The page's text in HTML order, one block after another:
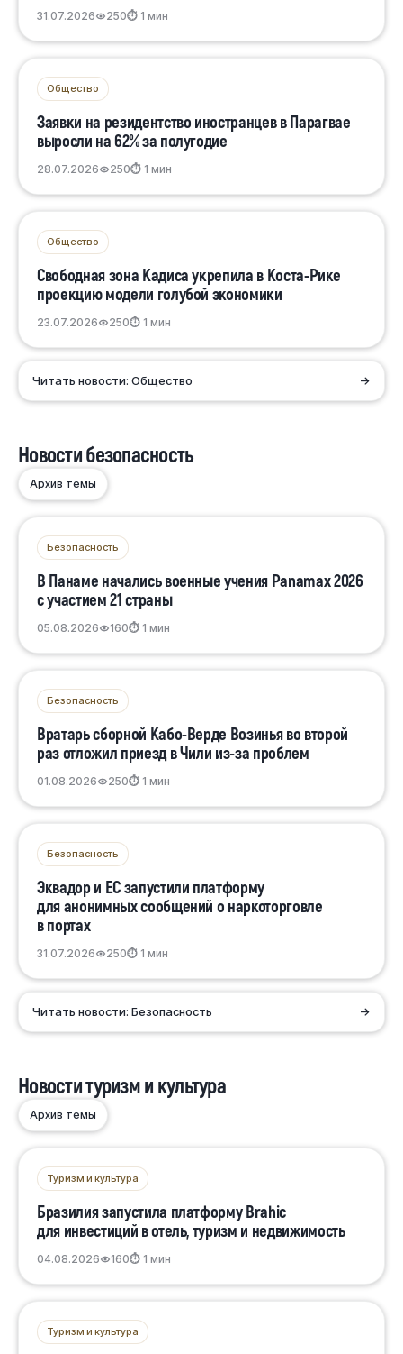
31.07.2026 250⏱ 1 мин
Общество
Заявки на резидентство иностранцев в Парагвае
выросли на 62% за полугодие
28.07.2026 250⏱ 1 мин
Общество
Свободная зона Кадиса укрепила в Коста-Рике
проекцию модели голубой экономики
23.07.2026 250⏱ 1 мин
Читать новости: Общество →
Новости безопасность
Архив темы
Безопасность
В Панаме начались военные учения Panamax 2026
с участием 21 страны
05.08.2026 160⏱ 1 мин
Безопасность
Вратарь сборной Кабо-Верде Возинья во второй
раз отложил приезд в Чили из-за проблем
01.08.2026 250⏱ 1 мин
Безопасность
Эквадор и ЕС запустили платформу
для анонимных сообщений о наркоторговле
в портах
31.07.2026 250⏱ 1 мин
Читать новости: Безопасность →
Новости туризм и культура
Архив темы
Туризм и культура
Бразилия запустила платформу Brahic
для инвестиций в отель, туризм и недвижимость
04.08.2026 160⏱ 1 мин
Туризм и культура